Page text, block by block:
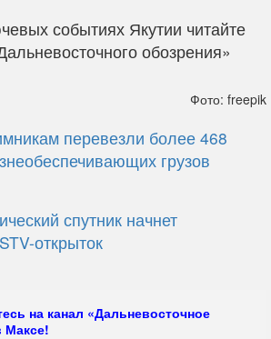
событиях Якутии читайте
обозрения»
Фото: freepik
перевезли более 468
грузов
спутник начнет
открыток
на канал «Дальневосточное
Максе!